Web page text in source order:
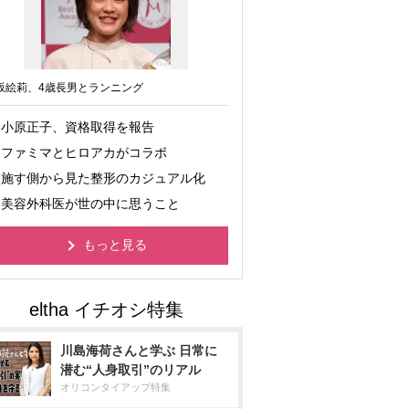
絵莉、4歳長男とランニング
小原正子、資格取得を報告
ファミマとヒロアカがコラボ
施す側から見た整形のカジュアル化
美容外科医が世の中に思うこと
もっと見る
川島海荷さんと学ぶ 日常に
潜む“人身取引”のリアル
オリコンタイアップ特集